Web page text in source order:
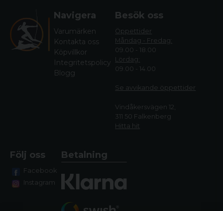
Navigera
Varumärken
Kontakta oss
Köpvillkor
Integritetspolicy
Blogg
Besök oss
Öppettider
Måndag - Fredag:
09.00 - 18.00
Lördag:
09.00 - 14.00
Se avvikande öppettider
Vindåkersvägen 12,
311 50 Falkenberg
Hitta hit
Följ oss
Facebook
Instagram
Betalning